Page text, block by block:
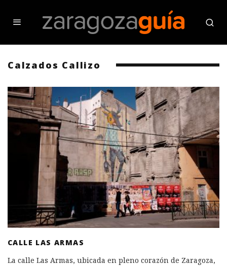
Calzados Callizo
CALLE LAS ARMAS
La calle Las Armas, ubicada en pleno corazón de Zaragoza,